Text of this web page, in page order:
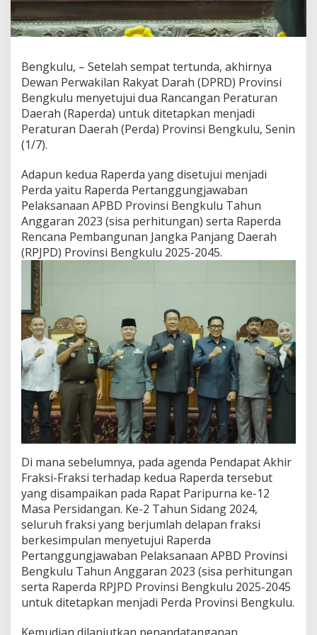
Bengkulu, – Setelah sempat tertunda, akhirnya
Dewan Perwakilan Rakyat Darah (DPRD) Provinsi
Bengkulu menyetujui dua Rancangan Peraturan
Daerah (Raperda) untuk ditetapkan menjadi
Peraturan Daerah (Perda) Provinsi Bengkulu, Senin
(1/7).
Adapun kedua Raperda yang disetujui menjadi
Perda yaitu Raperda Pertanggungjawaban
Pelaksanaan APBD Provinsi Bengkulu Tahun
Anggaran 2023 (sisa perhitungan) serta Raperda
Rencana Pembangunan Jangka Panjang Daerah
(RPJPD) Provinsi Bengkulu 2025-2045.
Di mana sebelumnya, pada agenda Pendapat Akhir
Fraksi-Fraksi terhadap kedua Raperda tersebut
yang disampaikan pada Rapat Paripurna ke-12
Masa Persidangan. Ke-2 Tahun Sidang 2024,
seluruh fraksi yang berjumlah delapan fraksi
berkesimpulan menyetujui Raperda
Pertanggungjawaban Pelaksanaan APBD Provinsi
Bengkulu Tahun Anggaran 2023 (sisa perhitungan
serta Raperda RPJPD Provinsi Bengkulu 2025-2045
untuk ditetapkan menjadi Perda Provinsi Bengkulu.